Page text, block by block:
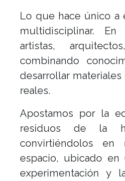
Lo que hace único
multidisciplinar.
artistas,
combinando
desarrollar
reales.
Apostamos por la
residuos de la
convirtiéndolos en
espacio, ubicado en
experimentación y